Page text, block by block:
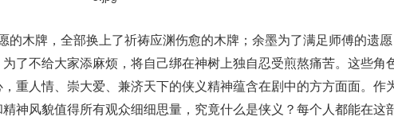
的木牌，全部换上了祈祷应渊伤愈的木牌；余墨为了满足师傅的遗
了不给大家添麻烦，将自己绑在神树上独自忍受煎熬痛苦。这些角
重人情、崇大爱、兼济天下的侠义精神蕴含在剧中的方方面面。作
神风貌值得所有观众细细思量，究竟什么是侠义？每个人都能在这